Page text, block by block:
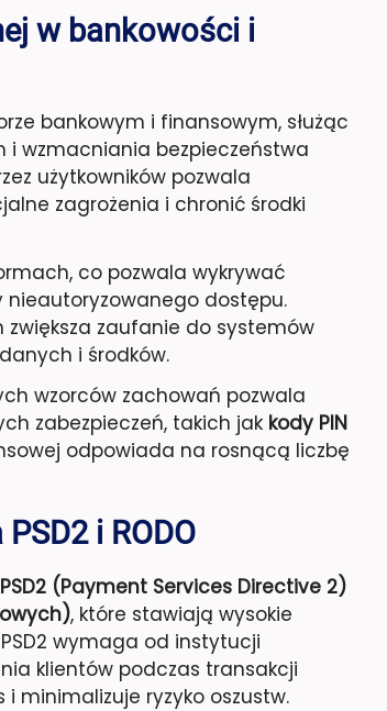
w bankowości i
bankowym i finansowym, służąc
i wzmacniania bezpieczeństwa
użytkowników pozwala
zagrożenia i chronić środki
co pozwala wykrywać
dostępu.
zwiększa zaufanie do systemów
i środków.
wzorców zachowań pozwala
zabezpieczeń, takich jak kody PIN
odpowiada na rosnącą liczbę
i RODO
PSD2 (Payment Services Directive 2)
, które stawiają wysokie
wymaga od instytucji
klientów podczas transakcji
minimalizuje ryzyko oszustw.